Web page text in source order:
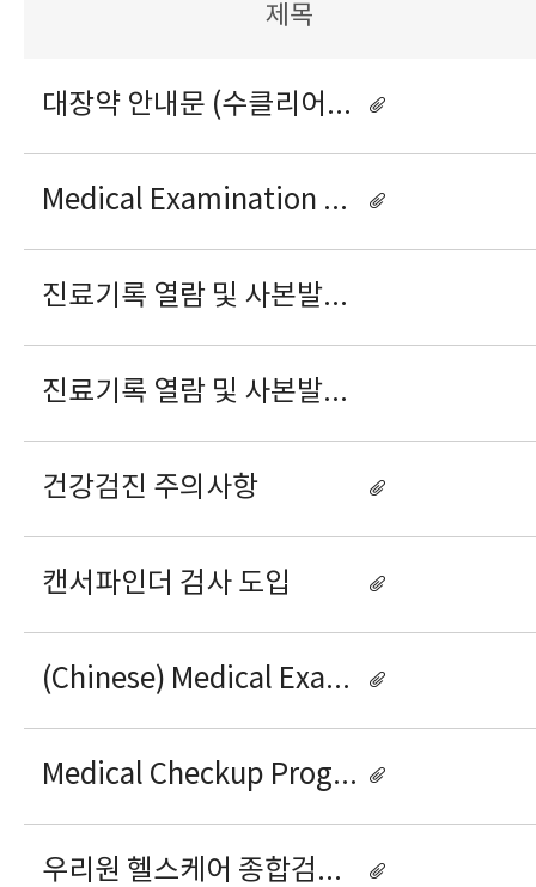
대장약 안내문 (수클리어산)
Medical Examination Programs for Foreigners
진료기록 열람 및 사본발급 동의서
진료기록 열람 및 사본발급 위임장
건강검진 주의사항
캔서파인더 검사 도입
(Chinese) Medical Examination Programs for Foreigners
Medical Checkup Programs for Foreign Individuals
우리원 헬스케어 종합검진 프로그램
제목